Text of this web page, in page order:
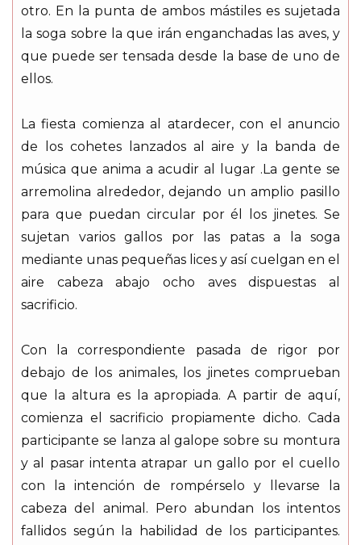
otro. En la punta de ambos mástiles es sujetada
la soga sobre la que irán enganchadas las aves, y
que puede ser tensada desde la base de uno de
ellos.
La fiesta comienza al atardecer, con el anuncio
de los cohetes lanzados al aire y la banda de
música que anima a acudir al lugar .La gente se
arremolina alrededor, dejando un amplio pasillo
para que puedan circular por él los jinetes. Se
sujetan varios gallos por las patas a la soga
mediante unas pequeñas lices y así cuelgan en el
aire cabeza abajo ocho aves dispuestas al
sacrificio.
Con la correspondiente pasada de rigor por
debajo de los animales, los jinetes comprueban
que la altura es la apropiada. A partir de aquí,
comienza el sacrificio propiamente dicho. Cada
participante se lanza al galope sobre su montura
y al pasar intenta atrapar un gallo por el cuello
con la intención de rompérselo y llevarse la
cabeza del animal. Pero abundan los intentos
fallidos según la habilidad de los participantes.